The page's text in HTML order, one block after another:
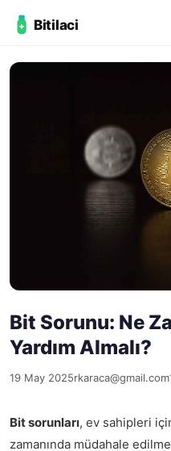
Bitilaci
Bit Sorunu: Ne
Yardım Almalı?
19 May 2025rkaraca@gmail.com
Bit sorunları, ev sahipleri
zamanında müdahale